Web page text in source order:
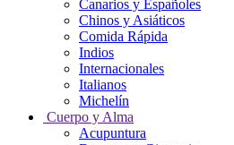
Canarios y Españoles
Chinos y Asiáticos
Comida Rápida
Indios
Internacionales
Italianos
Michelín
Cuerpo y Alma
Acupuntura